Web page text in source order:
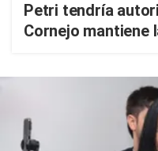
Petri tendría
Cornejo mantiene